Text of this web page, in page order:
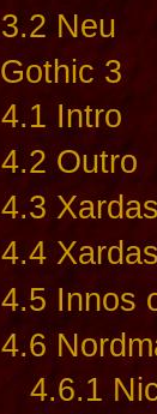
3.2 Neu
Gothic 3
4.1 Intro
4.2 Outro
4.3
4.4
4.5 Innos
4.6
4.6.1